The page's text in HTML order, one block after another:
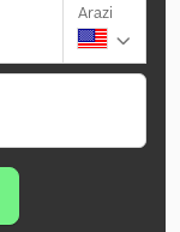
Arazi